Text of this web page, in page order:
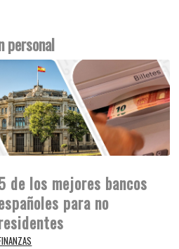
personal
de los mejores bancos
para no